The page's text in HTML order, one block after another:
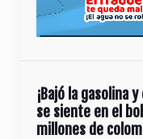
¡Bajó la gasolina
se siente en el
millones de